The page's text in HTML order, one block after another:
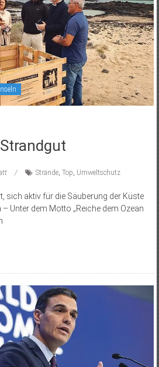
Strände, Top, Umweltschutz
sich aktiv für die Säuberung der Küste
Unter dem Motto „Reiche dem Ozean